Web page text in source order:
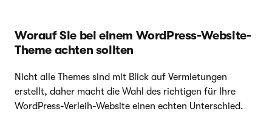
Worauf Sie bei einem WordPress-Website-
Theme achten sollten
Nicht alle Themes sind mit Blick auf Vermietungen
erstellt, daher macht die Wahl des richtigen für Ihre
WordPress-Verleih-Website einen echten Unterschied.